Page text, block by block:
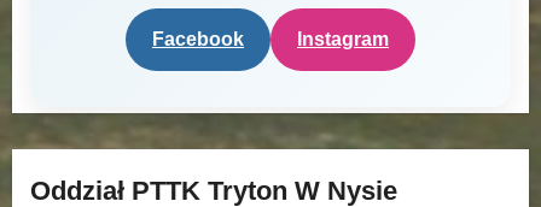
Facebook Instagram
Oddział PTTK Tryton W Nysie